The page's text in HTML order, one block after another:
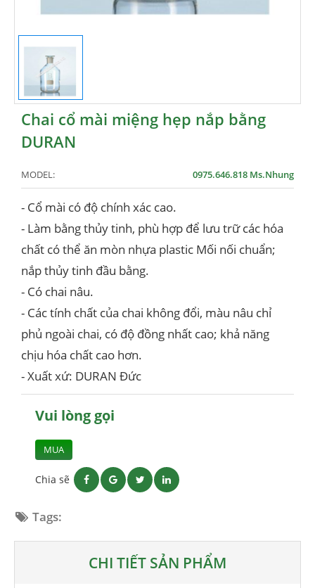
Chai cổ mài miệng hẹp nắp bằng
DURAN
MODEL: 0975.646.818 Ms.Nhung
- Cổ mài có độ chính xác cao.
- Làm bằng thủy tinh, phù hợp để lưu trữ các hóa
chất có thể ăn mòn nhựa plastic Mối nối chuẩn;
nắp thủy tinh đầu bằng.
- Có chai nâu.
- Các tính chất của chai không đổi, màu nâu chỉ
phủ ngoài chai, có độ đồng nhất cao; khả năng
chịu hóa chất cao hơn.
- Xuất xứ: DURAN Đức
Vui lòng gọi
MUA
Chia sẽ
Tags:
CHI TIẾT SẢN PHẨM